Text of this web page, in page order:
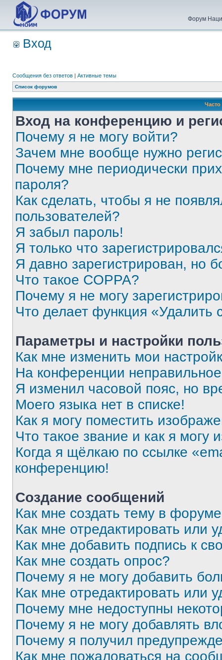
Форум
Вход
Сообщения без ответов | Активные темы
Список форумов
Вход на конференцию и
Почему я не могу войти?
Зачем мне вообще нужно
Почему мне периодически
пароля?
Как сделать, чтобы я не
пользователей?
Я забыл пароль!
Я только что
Я давно зарегистрирован, но
Что такое COPPA?
Почему я не могу
Что делает функция «Удалить
Параметры и настройки
Как мне изменить мои
На конференции
Я изменил часовой пояс, но
Моего языка нет в списке!
Как я могу поместить
Что такое звание и как я могу
Когда я щёлкаю по ссылке
конференцию!
Создание сообщений
Как мне создать тему в
Как мне отредактировать или
Как мне добавить подпись к
Как мне создать опрос?
Почему я не могу добавить
Как мне отредактировать или
Почему мне недоступны
Почему я не могу добавлять
Почему я получил
Как мне пожаловаться на